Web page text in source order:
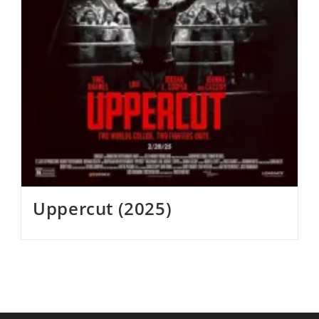
Uppercut (2025)